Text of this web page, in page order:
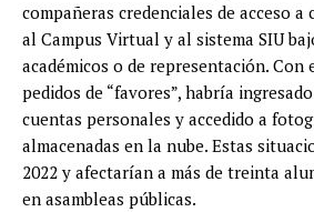
compañeras credenciales de acceso
al Campus Virtual y al sistema SIU
académicos o de representación. Con
pedidos de “favores”, habría
cuentas personales y accedido a
almacenadas en la nube. Estas
2022 y afectarían a más de treinta
en asambleas públicas.